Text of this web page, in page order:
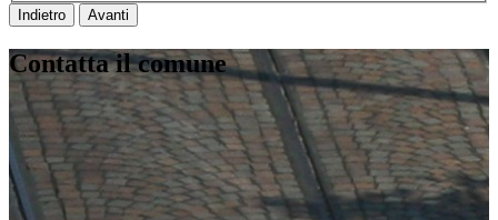
Indietro Avanti
Contatta il comune